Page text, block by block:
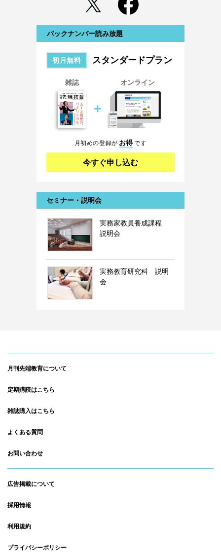
バックナンバー読み放題
初月無料 スタンダードプラン
雑誌
＋
オンライン
月初めの登録が お得です
今すぐ申し込む
セミナー・説明会
実務家教員養成課程
説明会
実務教育研究科 説明
会
月刊先端教育について
定期購読はこちら
雑誌購入はこちら
よくある質問
お問い合わせ
広告掲載について
採用情報
利用規約
プライバシーポリシー